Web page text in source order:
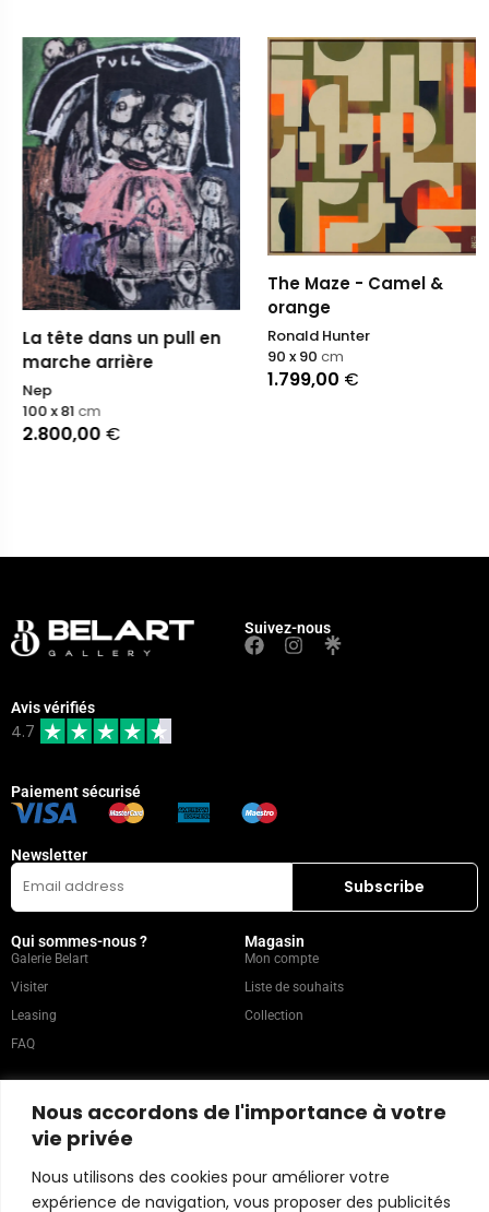
Nous accordons de l'importance à votre
vie privée
Nous utilisons des cookies pour améliorer votre
expérience de navigation, vous proposer des publicités
La tête dans un pull en
marche arrière
Nep
2.800,00€
100 x 81cm
The Maze - Camel &
orange
Ronald Hunter
1.799,00€
90 x 90cm
Suivez-nous
Avis vérifiés
4.7
Paiement sécurisé
Newsletter
Qui sommes-nous ?
Galerie Belart
Visiter
Leasing
FAQ
Magasin
Mon compte
Liste de souhaits
Collection
Catégories populaires
Technique mixte
Peinture
Abstrait
Portrait
Nos recommandations
Magazine
Artistes